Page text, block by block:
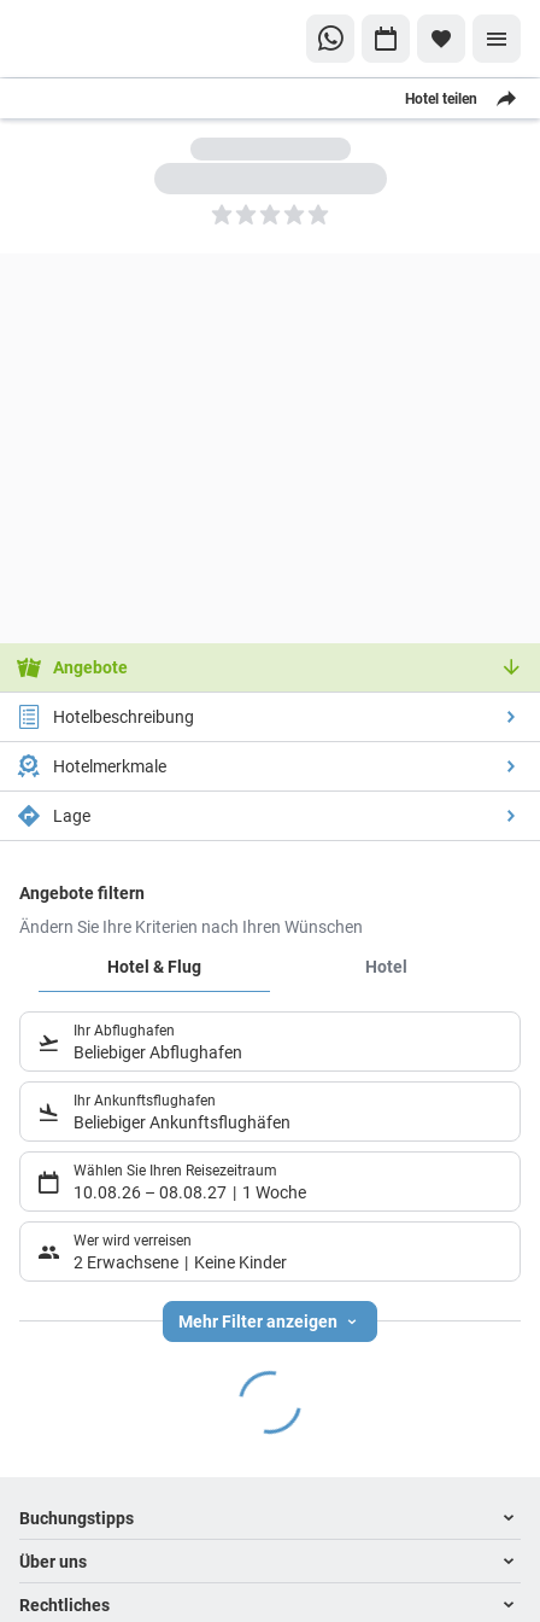
Hotel teilen
5
Angebote
Hotelbeschreibung
Hotelmerkmale
Lage
Angebote filtern
Ändern Sie Ihre Kriterien nach Ihren Wünschen
Hotel & Flug
Hotel
Ihr Abflughafen
Beliebiger Abflughafen
Ihr Ankunftsflughafen
Beliebiger Ankunftsflughäfen
Wählen Sie Ihren Reisezeitraum
10.08.26 – 08.08.27 1 Woche
Wer wird verreisen
2 Erwachsene Keine Kinder
Mehr Filter anzeigen
Footer navigation
Buchungstipps
Warum im Reisebüro buchen
Hoteltipps
Über uns
Kontakt
Rechtliches